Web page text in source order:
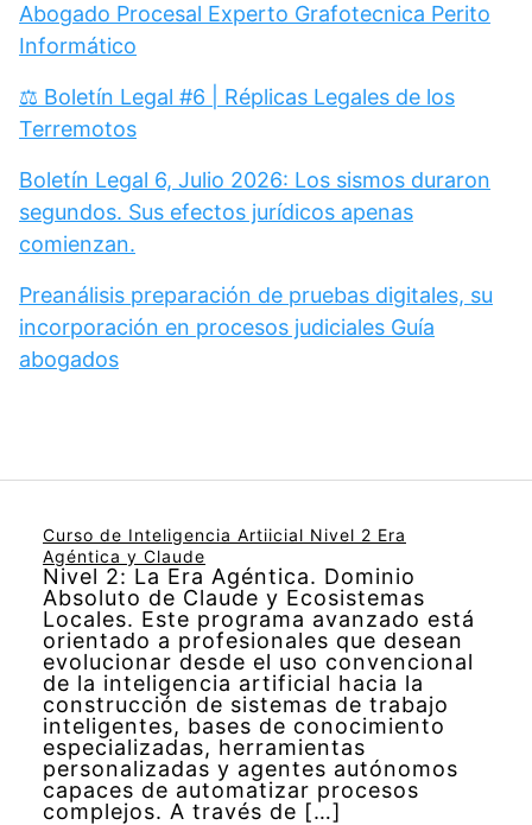
Abogado Procesal Experto Grafotecnica Perito
Informático
⚖️ Boletín Legal #6 | Réplicas Legales de los
Terremotos
Boletín Legal 6, Julio 2026: Los sismos duraron
segundos. Sus efectos jurídicos apenas
comienzan.
Preanálisis preparación de pruebas digitales, su
incorporación en procesos judiciales Guía
abogados
Curso de Inteligencia Artiicial Nivel 2 Era
Agéntica y Claude
Nivel 2: La Era Agéntica. Dominio
Absoluto de Claude y Ecosistemas
Locales. Este programa avanzado está
orientado a profesionales que desean
evolucionar desde el uso convencional
de la inteligencia artificial hacia la
construcción de sistemas de trabajo
inteligentes, bases de conocimiento
especializadas, herramientas
personalizadas y agentes autónomos
capaces de automatizar procesos
complejos. A través de […]